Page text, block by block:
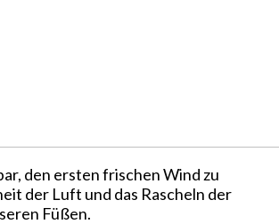
den ersten frischen Wind zu
der Luft und das Rascheln der
Füßen.